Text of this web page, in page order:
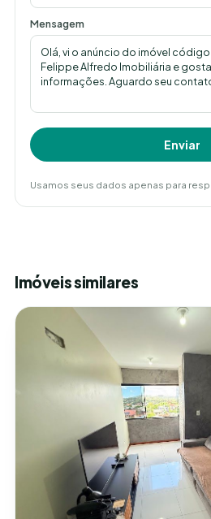
Mensagem
Enviar
Usamos seus dados apenas para
Imóveis similares